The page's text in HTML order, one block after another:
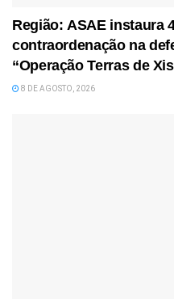
Região: ASAE instaura
contraordenação na
“Operação Terras de
8 DE AGOSTO, 2026